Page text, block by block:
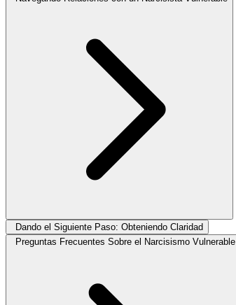
Dando el Siguiente Paso: Obteniendo Claridad
Preguntas Frecuentes Sobre el Narcisismo Vulnerable